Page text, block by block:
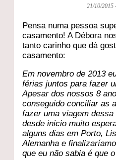
21/10/2015
Pensa numa pessoa
casamento! A Débora
tanto carinho que dá
casamento:
Em novembro de 2013
férias juntos para fazer
Apesar dos nossos 8
conseguido conciliar as
fazer uma viagem
desde inicio muito
alguns dias em Porto,
Alemanha e
que eu não sabia é que